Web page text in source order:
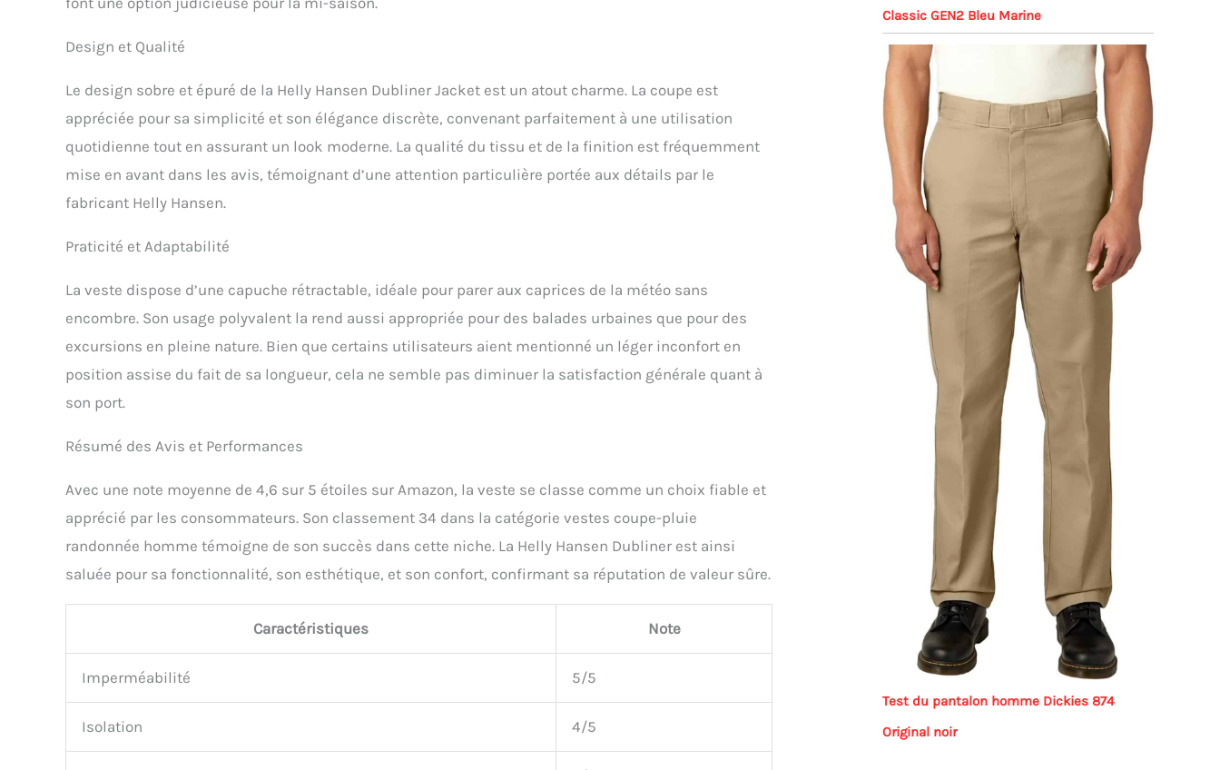
Design et Qualité
Le design sobre et épuré de la Helly Hansen Dubliner Jacket est un atout charme. La coupe est
appréciée pour sa simplicité et son élégance discrète, convenant parfaitement à une utilisation
quotidienne tout en assurant un look moderne. La qualité du tissu et de la finition est fréquemment
mise en avant dans les avis, témoignant d’une attention particulière portée aux détails par le
fabricant Helly Hansen.
Praticité et Adaptabilité
La veste dispose d’une capuche rétractable, idéale pour parer aux caprices de la météo sans
encombre. Son usage polyvalent la rend aussi appropriée pour des balades urbaines que pour des
excursions en pleine nature. Bien que certains utilisateurs aient mentionné un léger inconfort en
position assise du fait de sa longueur, cela ne semble pas diminuer la satisfaction générale quant à
son port.
Résumé des Avis et Performances
Avec une note moyenne de 4,6 sur 5 étoiles sur Amazon, la veste se classe comme un choix fiable et
apprécié par les consommateurs. Son classement 34 dans la catégorie vestes coupe-pluie
randonnée homme témoigne de son succès dans cette niche. La Helly Hansen Dubliner est ainsi
saluée pour sa fonctionnalité, son esthétique, et son confort, confirmant sa réputation de valeur sûre.
Caractéristiques Note
Imperméabilité 5/5
Isolation 4/5
Classic GEN2 Bleu Marine
Test du pantalon homme Dickies 874
Original noir